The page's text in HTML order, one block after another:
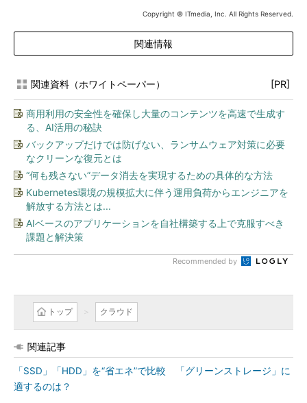
Copyright © ITmedia, Inc. All Rights Reserved.
関連情報
関連資料（ホワイトペーパー） [PR]
商用利用の安全性を確保し大量のコンテンツを高速で生成す
る、AI活用の秘訣
バックアップだけでは防げない、ランサムウェア対策に必要
なクリーンな復元とは
“何も残さない”データ消去を実現するための具体的な方法
Kubernetes環境の規模拡大に伴う運用負荷からエンジニアを
解放する方法とは...
AIベースのアプリケーションを自社構築する上で克服すべき
課題と解決策
Recommended by
トップ クラウド
関連記事
「SSD」「HDD」を“省エネ”で比較 「グリーンストレージ」に
適するのは？